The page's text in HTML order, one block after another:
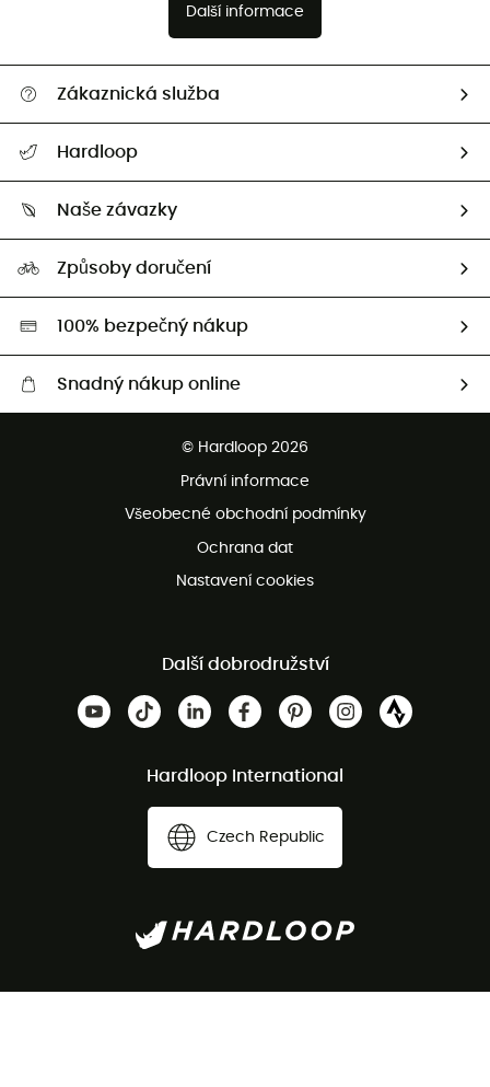
Další informace
Zákaznická služba
Vrácení zboží a peněz
Hardloop
Naši Ambasadoři
Naše závazky
Second hand
HardGreen
Způsoby doručení
100% bezpečný nákup
Snadný nákup online
Bezplatné vrácení do 100 dnů
Bezplatná zákaznická služba
© Hardloop 2026
Právní informace
Všeobecné obchodní podmínky
Ochrana dat
Nastavení cookies
Další dobrodružství
Hardloop International
Czech Republic